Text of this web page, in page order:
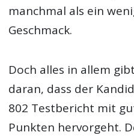
manchmal als ein
Geschmack.
Doch alles in allem
daran, dass der
802 Testbericht mit
Punkten hervorgeht.